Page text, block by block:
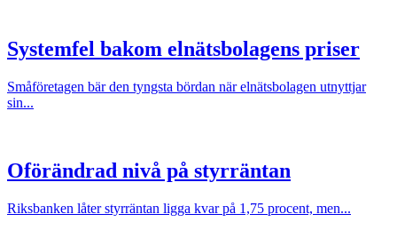
Systemfel bakom elnätsbolagens priser
Småföretagen bär den tyngsta bördan när elnätsbolagen utnyttjar
sin...
Oförändrad nivå på styrräntan
Riksbanken låter styrräntan ligga kvar på 1,75 procent, men...